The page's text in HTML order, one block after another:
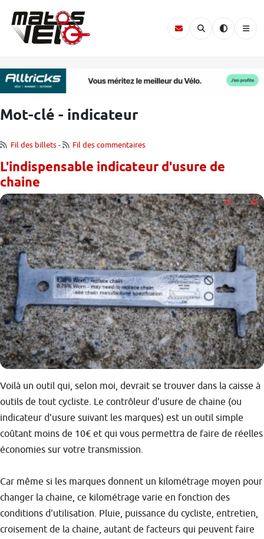
Mot-clé - indicateur
Fil des billets- Fil des commentaires
L'indispensable indicateur d'usure de
chaine
Voilà un outil qui, selon moi, devrait se trouver dans la caisse à
outils de tout cycliste. Le contrôleur d'usure de chaine (ou
indicateur d'usure suivant les marques) est un outil simple
coûtant moins de 10€ et qui vous permettra de faire de réelles
économies sur votre transmission.
Car même si les marques donnent un kilométrage moyen pour
changer la chaine, ce kilométrage varie en fonction des
conditions d'utilisation. Pluie, puissance du cycliste, entretien,
croisement de la chaine, autant de facteurs qui peuvent faire